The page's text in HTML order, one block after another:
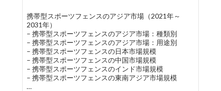
携帯型スポーツフェンスのアジア市場（2021年～
2031年）
– 携帯型スポーツフェンスのアジア市場：種類別
– 携帯型スポーツフェンスのアジア市場：用途別
– 携帯型スポーツフェンスの日本市場規模
– 携帯型スポーツフェンスの中国市場規模
– 携帯型スポーツフェンスのインド市場規模
– 携帯型スポーツフェンスの東南アジア市場規模
…